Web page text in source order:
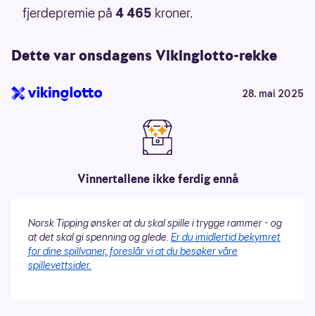
fjerdepremie på 4 465 kroner.
Dette var onsdagens Vikinglotto-rekke
28. mai 2025
Vinnertallene ikke ferdig ennå
Norsk Tipping ønsker at du skal spille i trygge rammer - og
at det skal gi spenning og glede. Er du imidlertid bekymret
for dine spillvaner, foreslår vi at du besøker våre
spillevettsider.